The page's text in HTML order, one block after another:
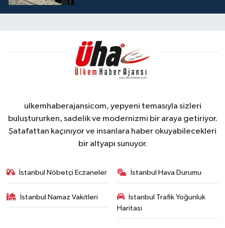
ulkemhaberajansicom, yepyeni temasıyla sizleri
buluştururken, sadelik ve modernizmi bir araya getiriyor.
Şatafattan kaçınıyor ve insanlara haber okuyabilecekleri
bir altyapı sunuyor.
İstanbul Nöbetçi Eczaneler İstanbul Hava Durumu
İstanbul Namaz Vakitleri
İstanbul Trafik Yoğunluk
Haritası